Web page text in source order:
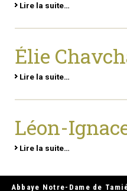
Lire la suite…
Élie
Lire la suite…
Léon-
Lire la suite…
Abbaye Notre-Dame de